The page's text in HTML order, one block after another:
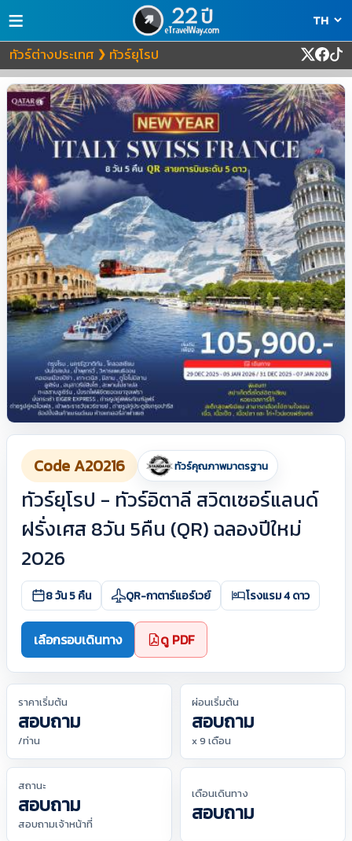
≡
ทัวร์ต่างประเทศ ❯ ทัวร์ยุโรป
Code A20216 ทัวร์คุณภาพมาตรฐาน
ทัวร์ยุโรป - ทัวร์อิตาลี สวิตเซอร์แลนด์
ฝรั่งเศส 8วัน 5คืน (QR) ฉลองปีใหม่
2026
8 วัน 5 คืน QR-กาตาร์แอร์เวย์ โรงแรม 4 ดาว
เลือกรอบเดินทาง ดู PDF
ราคาเริ่มต้น
สอบถาม
/ท่าน
ผ่อนเริ่มต้น
สอบถาม
x 9 เดือน
สถานะ
สอบถาม
สอบถามเจ้าหน้าที่
เดือนเดินทาง
สอบถาม